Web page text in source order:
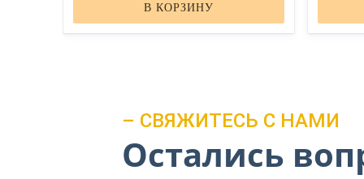
В КОРЗИНУ
– СВЯЖИТЕСЬ С НАМИ
Остались